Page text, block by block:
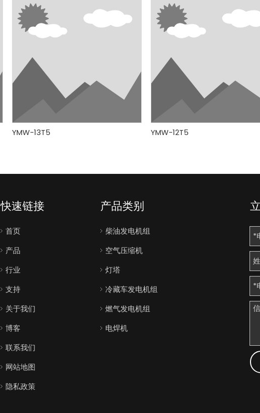
YMW-13T5 YMW-12T5
快速链接
首页
产品
行业
支持
关于我们
博客
联系我们
网站地图
隐私政策
产品类别
柴油发电机组
空气压缩机
灯塔
冷藏车发电机组
燃气发电机组
电焊机